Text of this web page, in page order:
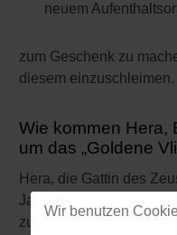
neuem
zum Geschenk zu
diesem einzuschleimen.
Wie kommen Hera,
um das „Goldene
Hera, die Gattin des
Jason im Erreichen
zurückzugewinnen,
Was ist Elysion?
Wer war Perseus?
Theseus
Wir benutzen